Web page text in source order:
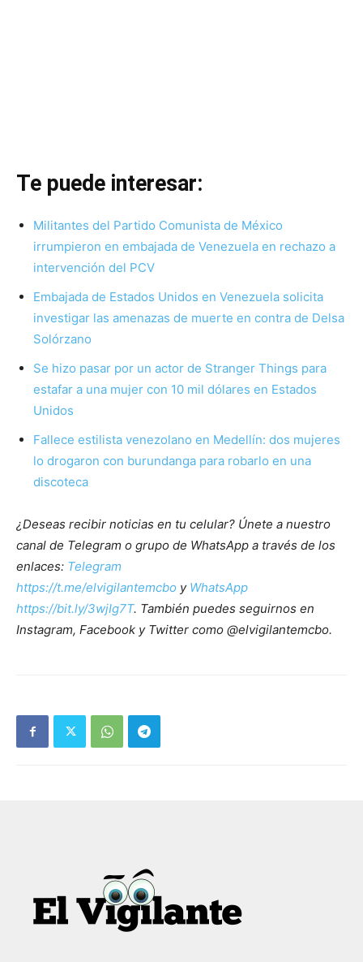
Te puede interesar:
Militantes del Partido Comunista de México
irrumpieron en embajada de Venezuela en rechazo a
intervención del PCV
Embajada de Estados Unidos en Venezuela solicita
investigar las amenazas de muerte en contra de Delsa
Solórzano
Se hizo pasar por un actor de Stranger Things para
estafar a una mujer con 10 mil dólares en Estados
Unidos
Fallece estilista venezolano en Medellín: dos mujeres
lo drogaron con burundanga para robarlo en una
discoteca
¿Deseas recibir noticias en tu celular? Únete a nuestro
canal de Telegram o grupo de WhatsApp a través de los
enlaces: Telegram
https://t.me/elvigilantemcbo y WhatsApp
https://bit.ly/3wjIg7T. También puedes seguirnos en
Instagram, Facebook y Twitter como @elvigilantemcbo.